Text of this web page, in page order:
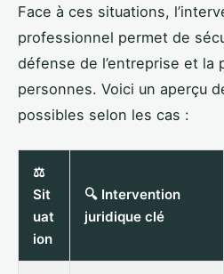
Face à ces situations,
professionnel permet de
défense de l’entreprise et la
personnes. Voici un aperçu
possibles selon les cas :
⚖️
Sit
uat
ion
🔍 Intervention
juridique clé